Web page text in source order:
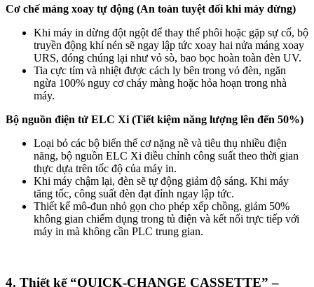
Cơ chế máng xoay tự động (An toàn tuyệt đối khi máy dừng)
Khi máy in dừng đột ngột để thay thế phôi hoặc gặp sự cố, bộ
truyền động khí nén sẽ ngay lập tức xoay hai nửa máng xoay
URS, đóng chúng lại như vỏ sò, bao bọc hoàn toàn đèn UV.
Tia cực tím và nhiệt được cách ly bên trong vỏ đèn, ngăn
ngừa 100% nguy cơ cháy màng hoặc hỏa hoạn trong nhà
máy.
Bộ nguồn điện tử ELC Xi (Tiết kiệm năng lượng lên đến 50%)
Loại bỏ các bộ biến thế cơ nặng nề và tiêu thụ nhiều điện
năng, bộ nguồn ELC Xi điều chỉnh công suất theo thời gian
thực dựa trên tốc độ của máy in.
Khi máy chậm lại, đèn sẽ tự động giảm độ sáng. Khi máy
tăng tốc, công suất đèn đạt đỉnh ngay lập tức.
Thiết kế mô-đun nhỏ gọn cho phép xếp chồng, giảm 50%
không gian chiếm dụng trong tủ điện và kết nối trực tiếp với
máy in mà không cần PLC trung gian.
4. Thiết kế “QUICK-CHANGE CASSETTE” –